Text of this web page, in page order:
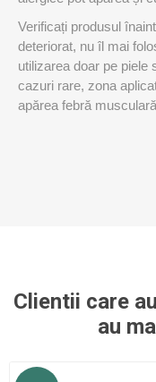
Verificați produsul
deteriorat, nu îl mai
utilizarea doar pe piele
cazuri rare, zona
apărea febră
Clientii care
au